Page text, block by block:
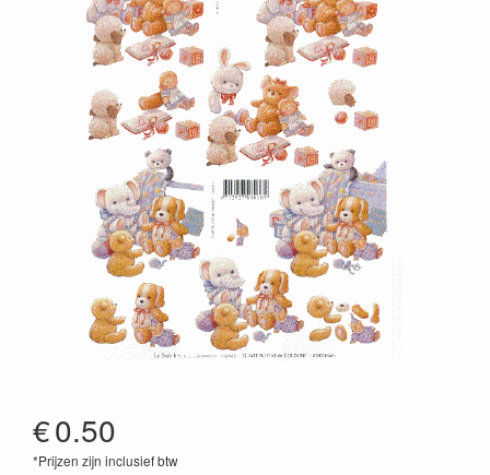
€0.50
*Prijzen zijn inclusief btw